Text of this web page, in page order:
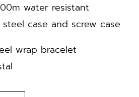
water resistant
steel case and screw case
wrap bracelet